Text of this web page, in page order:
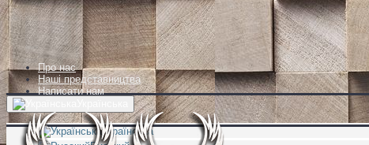
Про нас
Наші представництва
Написати нам
Українська